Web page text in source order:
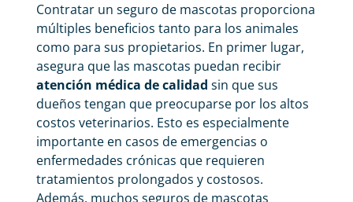
Contratar un seguro de mascotas proporciona
múltiples beneficios tanto para los animales
como para sus propietarios. En primer lugar,
asegura que las mascotas puedan recibir
atención médica de calidad sin que sus
dueños tengan que preocuparse por los altos
costos veterinarios. Esto es especialmente
importante en casos de emergencias o
enfermedades crónicas que requieren
tratamientos prolongados y costosos.
Además, muchos seguros de mascotas